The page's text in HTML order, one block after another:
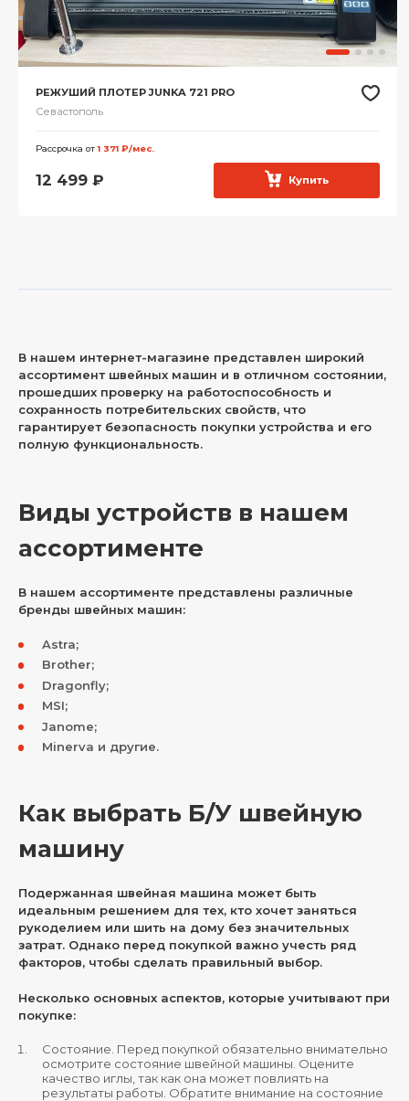
РЕЖУШИЙ ПЛОТЕР JUNKA 721 PRO
Севастополь
Рассрочка от1 371 ₽/мес.
12 499 ₽ Купить
В нашем интернет-магазине представлен широкий
ассортимент швейных машин и в отличном состоянии,
прошедших проверку на работоспособность и
сохранность потребительских свойств, что
гарантирует безопасность покупки устройства и его
полную функциональность.
Виды устройств в нашем
ассортименте
В нашем ассортименте представлены различные
бренды швейных машин:
Astra;
Brother;
Dragonfly;
MSI;
Janome;
Minerva и другие.
Как выбрать Б/У швейную
машину
Подержанная швейная машина может быть
идеальным решением для тех, кто хочет заняться
рукоделием или шить на дому без значительных
затрат. Однако перед покупкой важно учесть ряд
факторов, чтобы сделать правильный выбор.
Несколько основных аспектов, которые учитывают при
покупке:
Состояние. Перед покупкой обязательно внимательно
осмотрите состояние швейной машины. Оцените
качество иглы, так как она может повлиять на
результаты работы. Обратите внимание на состояние